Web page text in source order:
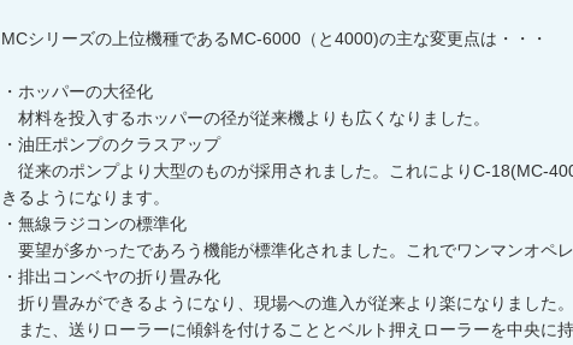
MCシリーズの上位機種であるMC-6000（と4000)の主な変更点は・・・
・ホッパーの大径化
材料を投入するホッパーの径が従来機よりも広くなりました。
・油圧ポンプのクラスアップ
従来のポンプより大型のものが採用されました。これによりC-18(MC-
きるようになります。
・無線ラジコンの標準化
要望が多かったであろう機能が標準化されました。これでワンマンオペ
・排出コンベヤの折り畳み化
折り畳みができるようになり、現場への進入が従来より楽になりました。
また、送りローラーに傾斜を付けることとベルト押えローラーを中央に持